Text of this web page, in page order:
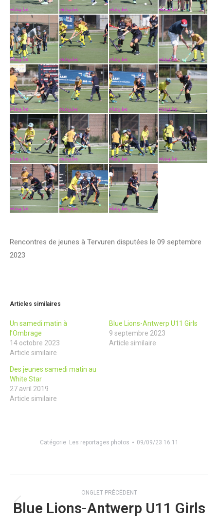
Rencontres de jeunes à Tervuren disputées le 09 septembre
2023
Articles similaires
Un samedi matin à
l’Ombrage
14 octobre 2023
Article similaire
Blue Lions-Antwerp U11 Girls
9 septembre 2023
Article similaire
Des jeunes samedi matin au
White Star
27 avril 2019
Article similaire
Catégorie Les reportages photos 09/09/23 16:11
de
ONGLET PRÉCÉDENT
Onglet
Blue Lions-Antwerp U11 Girls